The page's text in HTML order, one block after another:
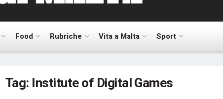
Food Rubriche Vita a Malta Sport
Tag: Institute of Digital Games